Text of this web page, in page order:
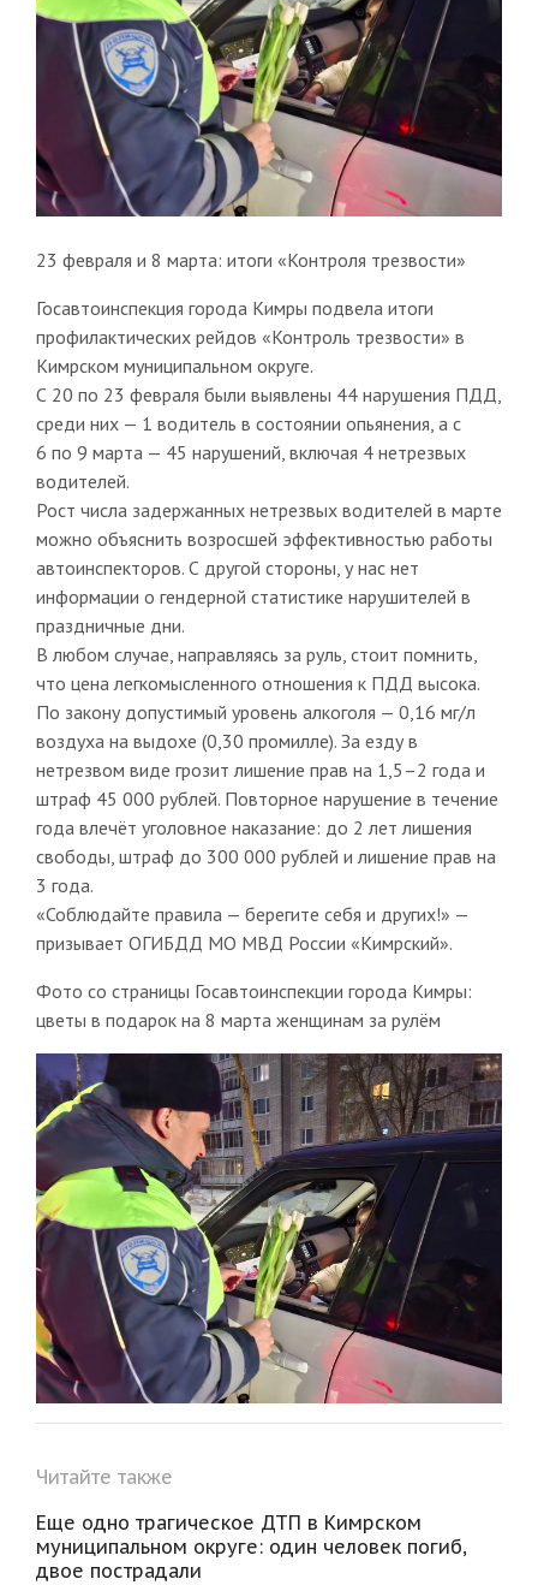
23 февраля и 8 марта: итоги «Контроля трезвости»
Госавтоинспекция города Кимры подвела итоги
профилактических рейдов «Контроль трезвости» в
Кимрском муниципальном округе.
С 20 по 23 февраля были выявлены 44 нарушения ПДД,
среди них — 1 водитель в состоянии опьянения, а с
6 по 9 марта — 45 нарушений, включая 4 нетрезвых
водителей.
Рост числа задержанных нетрезвых водителей в марте
можно объяснить возросшей эффективностью работы
автоинспекторов. С другой стороны, у нас нет
информации о гендерной статистике нарушителей в
праздничные дни.
В любом случае, направляясь за руль, стоит помнить,
что цена легкомысленного отношения к ПДД высока.
По закону допустимый уровень алкоголя — 0,16 мг/л
воздуха на выдохе (0,30 промилле). За езду в
нетрезвом виде грозит лишение прав на 1,5–2 года и
штраф 45 000 рублей. Повторное нарушение в течение
года влечёт уголовное наказание: до 2 лет лишения
свободы, штраф до 300 000 рублей и лишение прав на
3 года.
«Соблюдайте правила — берегите себя и других!» —
призывает ОГИБДД МО МВД России «Кимрский».
Фото со страницы Госавтоинспекции города Кимры:
цветы в подарок на 8 марта женщинам за рулём
Читайте также
Еще одно трагическое ДТП в Кимрском
муниципальном округе: один человек погиб,
двое пострадали